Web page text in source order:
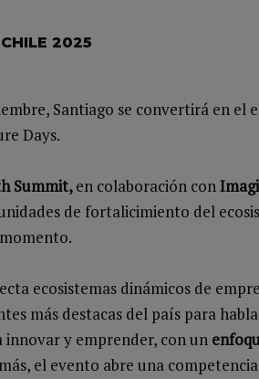
2025
Santiago se convertirá en
Days.
Summit,en colaboración con
de fortalicimiento del
ecosistemas dinámicos de
más destacas del país para
y emprender, con un
el evento abre una